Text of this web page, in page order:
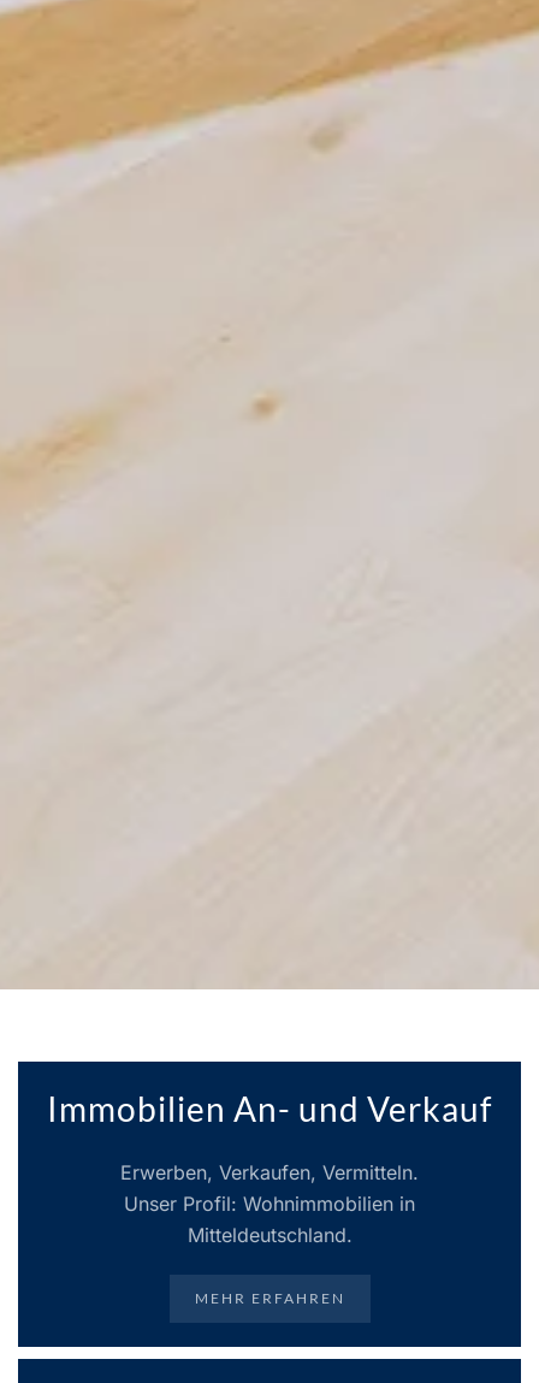
Immobilien An- und Verkauf
Erwerben, Verkaufen, Vermitteln.
Unser Profil: Wohnimmobilien in
Mitteldeutschland.
MEHR ERFAHREN